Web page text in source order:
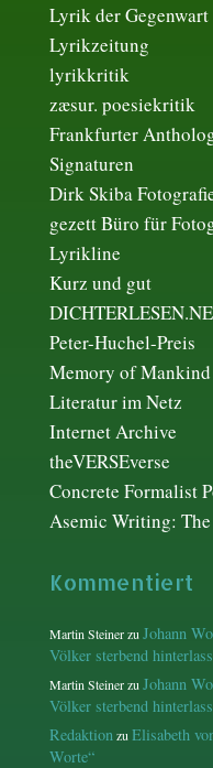
Lyrik der Gegenwart
Lyrikzeitung
lyrikkritik
zæsur. poesiekritik
Frankfurter
Signaturen
Dirk Skiba
gezett Büro für
Lyrikline
Kurz und gut
Peter-Huchel-Preis
Memory of Mankind
Literatur im Netz
Internet Archive
theVERSEverse
Concrete Formalist
Asemic Writing:
Kommentiert
Martin Steinerzu Johann
Völker sterbend
Martin Steinerzu Johann
Völker sterbend
Redaktion zu Elisabeth
Worte“